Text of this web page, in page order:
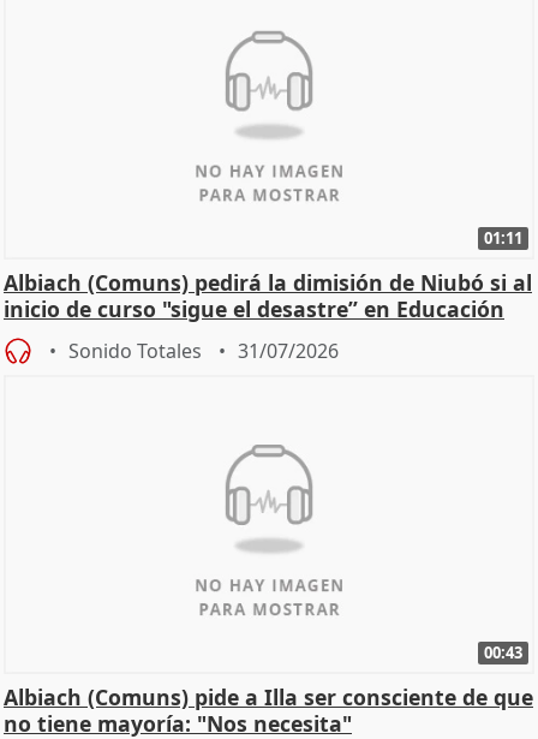
01:11
Albiach (Comuns) pedirá la dimisión de Niubó si al
inicio de curso "sigue el desastre” en Educación
Sonido Totales 31/07/2026
00:43
Albiach (Comuns) pide a Illa ser consciente de que
no tiene mayoría: "Nos necesita"